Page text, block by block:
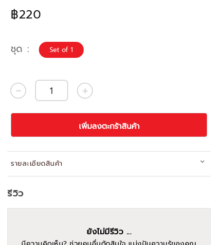
฿220
ชุด Set of 1
เพิ่มลงตะกร้าสินค้า
รายละเอียดสินค้า
รีวิว
ยังไม่มีรีวิว ...